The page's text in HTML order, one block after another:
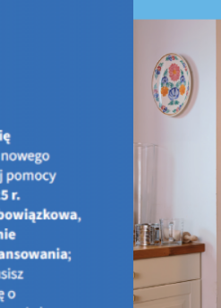
drzew
tys. drzew
nowoczesnego patriotyzmu przy
w niedzielę, 9 września, w
Polski
odzysku plastik, aluminium
Ochrony Środowiska i